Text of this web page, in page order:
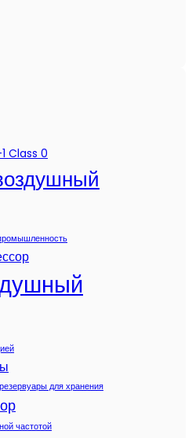
Class 0
для хранения
частотой